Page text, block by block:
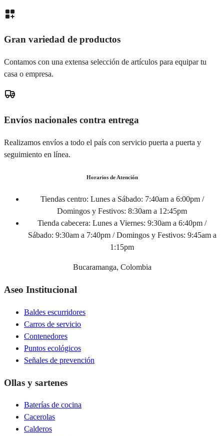
Gran variedad de productos
Contamos con una extensa selección de artículos para equipar tu
casa o empresa.
Envíos nacionales contra entrega
Realizamos envíos a todo el país con servicio puerta a puerta y
seguimiento en línea.
Horarios de Atención
Tiendas centro: Lunes a Sábado: 7:40am a 6:00pm /
Domingos y Festivos: 8:30am a 12:45pm
Tienda cabecera: Lunes a Viernes: 9:30am a 6:40pm /
Sábado: 9:30am a 7:40pm / Domingos y Festivos: 9:45am a
1:15pm
Bucaramanga, Colombia
Aseo Institucional
Baldes escurridores
Carros de servicio
Contenedores
Puntos ecológicos
Señales de prevención
Ollas y sartenes
Baterías de cocina
Cacerolas
Calderos